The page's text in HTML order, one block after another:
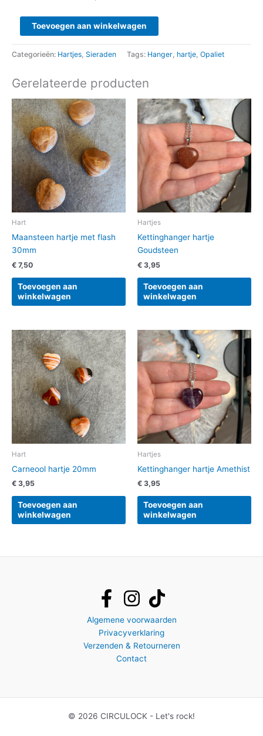
Toevoegen aan winkelwagen
Categorieën: Hartjes Sieraden Tags: Hanger hartje Opaliet
Gerelateerde producten
Hart
Maansteen hartje met flash
30mm
€ 7,50
Toevoegen aan
winkelwagen
Hartjes
Kettinghanger hartje
Goudsteen
€ 3,95
Toevoegen aan
winkelwagen
Hart
Carneool hartje 20mm
€ 3,95
Toevoegen aan
winkelwagen
Hartjes
Kettinghanger hartje Amethist
€ 3,95
Toevoegen aan
winkelwagen
Algemene voorwaarden
Privacyverklaring
Verzenden & Retourneren
Contact
© 2026 CIRCULOCK - Let's rock!